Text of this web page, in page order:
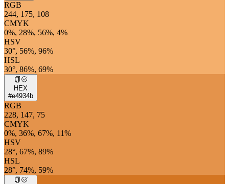
RGB
244, 175, 108
CMYK
0%, 28%, 56%, 4%
HSV
30°, 56%, 96%
HSL
30°, 86%, 69%
HEX
#e4934b
RGB
228, 147, 75
CMYK
0%, 36%, 67%, 11%
HSV
28°, 67%, 89%
HSL
28°, 74%, 59%